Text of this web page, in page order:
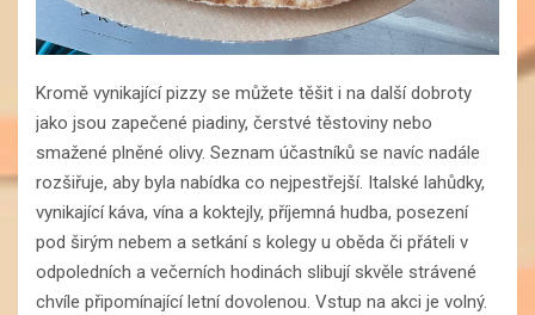
Kromě vynikající pizzy se můžete těšit i na další dobroty
jako jsou zapečené piadiny, čerstvé těstoviny nebo
smažené plněné olivy. Seznam účastníků se navíc nadále
rozšiřuje, aby byla nabídka co nejpestřejší. Italské lahůdky,
vynikající káva, vína a koktejly, příjemná hudba, posezení
pod širým nebem a setkání s kolegy u oběda či přáteli v
odpoledních a večerních hodinách slibují skvěle strávené
chvíle připomínající letní dovolenou. Vstup na akci je volný.